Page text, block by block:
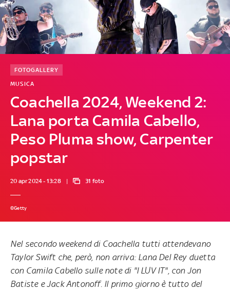
Coachella 2024, Weekend 2:
Lana porta Camila Cabello,
Peso Pluma show, Carpenter
popstar
MUSICA
FOTOGALLERY
20 apr 2024 - 13:28 31 foto
©Getty
Nel secondo weekend di Coachella tutti attendevano
Taylor Swift che, però, non arriva: Lana Del Rey duetta
con Camila Cabello sulle note di "I LUV IT", con Jon
Batiste e Jack Antonoff. Il primo giorno è tutto del